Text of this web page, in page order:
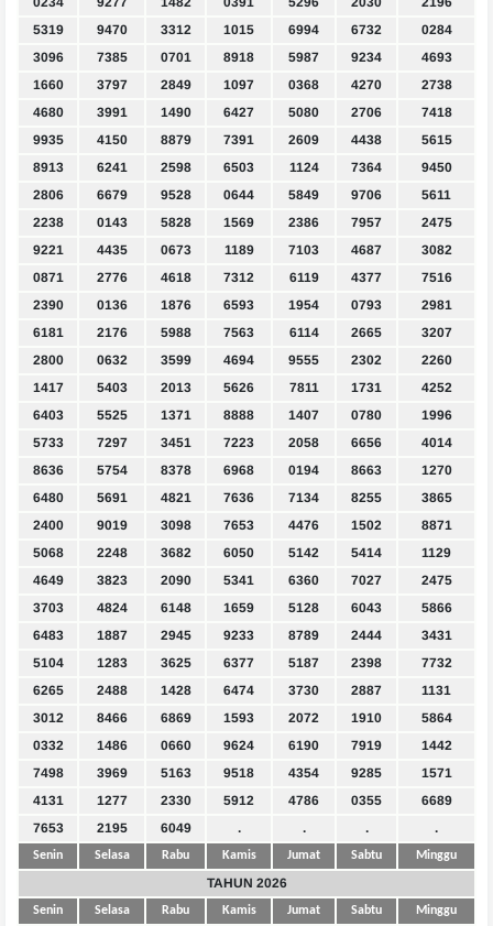
5319
9470 3312 1015 6994 6732
0284
3096
7385 0701 8918 5987 9234
4693
1660
3797 2849 1097 0368 4270
2738
4680
3991 1490 6427 5080 2706
7418
9935
4150 8879 7391 2609 4438
5615
8913
6241 2598 6503 1124 7364
9450
2806
6679 9528 0644 5849 9706
5611
2238
0143 5828 1569 2386 7957
2475
9221
4435 0673 1189 7103 4687
3082
0871
2776 4618 7312 6119 4377
7516
2390
0136 1876 6593 1954 0793
2981
6181
2176 5988 7563 6114 2665
3207
2800
0632 3599 4694 9555 2302
2260
1417
5403 2013 5626 7811 1731
4252
6403
5525 1371 8888 1407 0780
1996
5733
7297 3451 7223 2058 6656
4014
8636
5754 8378 6968 0194 8663
1270
6480
5691 4821 7636 7134 8255
3865
2400
9019 3098 7653 4476 1502
8871
5068
2248 3682 6050 5142 5414
1129
4649
3823 2090 5341 6360 7027
2475
3703
4824 6148 1659 5128 6043
5866
6483
1887 2945 9233 8789 2444
3431
5104
1283 3625 6377 5187 2398
7732
6265
2488 1428 6474 3730 2887
1131
3012
8466 6869 1593 2072 1910
5864
0332
1486 0660 9624 6190 7919
1442
7498
3969 5163 9518 4354 9285
1571
4131
1277 2330 5912 4786 0355
6689
7653
2195 6049 . . . .
Senin Selasa Rabu Kamis Jumat Sabtu Minggu
TAHUN 2026
Senin Selasa Rabu Kamis Jumat Sabtu Minggu